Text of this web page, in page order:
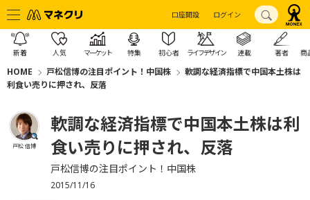
口座開設 ログイン
新着 人気 マーケット 特集 初心者 ライフデザイン 連載 著者 商
HOME 戸松信博の注目ポイント！中国株
軟調な経済指標で中国本土株は
利食い売りに押され、反落
戸松 信博
軟調な経済指標で中国本土株は利
食い売りに押され、反落
戸松信博の注目ポイント！中国株
2015/11/16